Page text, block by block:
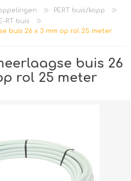
PERT buis/kopp
RT buis
buis 26 x 3 mm op rol 25 meter
buis 26
rol 25 meter